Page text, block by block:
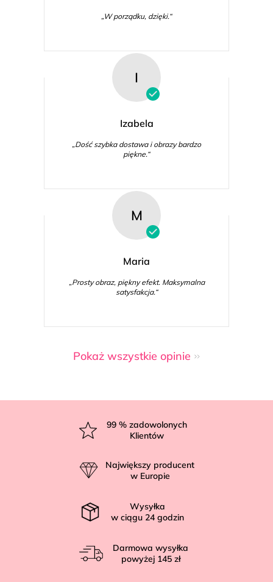
„W porządku, dzięki.“
I
Izabela
„Dość szybka dostawa i obrazy bardzo
piękne.“
M
Maria
„Prosty obraz, piękny efekt. Maksymalna
satysfakcja.“
Pokaż wszystkie opinie
99 % zadowolonych
Klientów
Największy producent
w Europie
Wysyłka
w ciągu 24 godzin
Darmowa wysyłka
powyżej 145 zł